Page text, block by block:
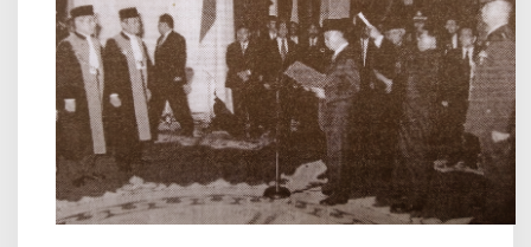
a
b
b
i
e